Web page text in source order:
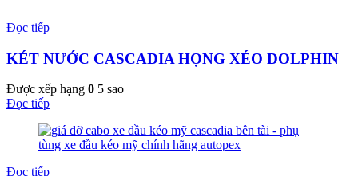
Đọc tiếp
KÉT NƯỚC CASCADIA HỌNG XÉO DOLPHIN
Được xếp hạng 0 5 sao
Đọc tiếp
Đọc tiếp